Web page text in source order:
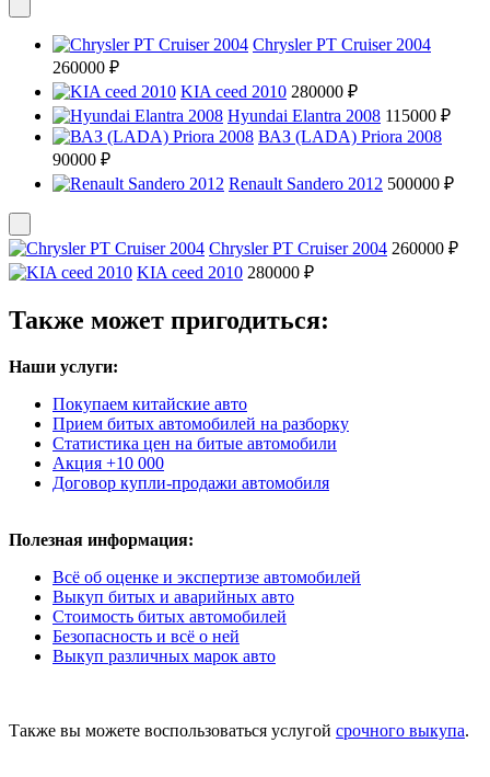
Chrysler PT Cruiser 2004
260000 ₽
KIA ceed 2010 280000 ₽
Hyundai Elantra 2008 115000 ₽
ВАЗ (LADA) Priora 2008
90000 ₽
Renault Sandero 2012 500000 ₽
Chrysler PT Cruiser 2004 260000 ₽
KIA ceed 2010 280000 ₽
Также может пригодиться:
Наши услуги:
Покупаем китайские авто
Прием битых автомобилей на разборку
Статистика цен на битые автомобили
Акция +10 000
Договор купли-продажи автомобиля
Полезная информация:
Всё об оценке и экспертизе автомобилей
Выкуп битых и аварийных авто
Стоимость битых автомобилей
Безопасность и всё о ней
Выкуп различных марок авто
Также вы можете воспользоваться услугой срочного выкупа.